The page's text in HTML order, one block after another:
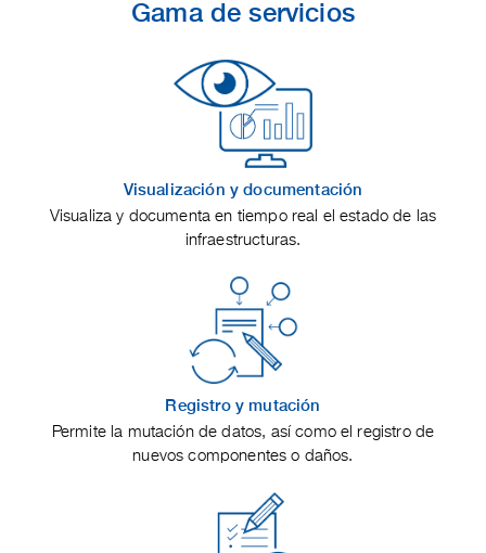
Gama de servicios
Visualización y documentación
Visualiza y documenta en tiempo real el estado de las
infraestructuras.
Registro y mutación
Permite la mutación de datos, así como el registro de
nuevos componentes o daños.